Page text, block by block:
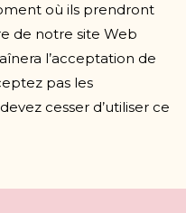
où ils prendront
de notre site Web
l’acceptation de
pas les
cesser d’utiliser ce